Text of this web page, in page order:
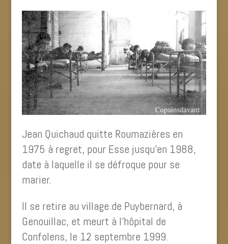
Jean Quichaud quitte Roumazières en
1975 à regret, pour Esse jusqu’en 1988,
date à laquelle il se défroque pour se
marier.
Il se retire au village de Puybernard, à
Genouillac, et meurt à l’hôpital de
Confolens, le 12 septembre 1999.